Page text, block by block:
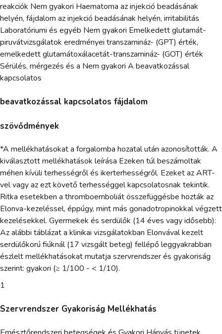
reakciók Nem gyakori Haematoma az injekció beadásának
helyén, fájdalom az injekció beadásának helyén, irritabilitás
Laboratóriumi és egyéb Nem gyakori Emelkedett glutamát-
piruvátvizsgálatok eredményei transzamináz- (GPT) érték,
emelkedett glutamátoxálacetát-transzamináz- (GOT) érték
Sérülés, mérgezés és a Nem gyakori A beavatkozással
kapcsolatos
beavatkozással kapcsolatos fájdalom
szövődmények
*A mellékhatásokat a forgalomba hozatal után azonosították. A
kiválasztott mellékhatások leírása Ezeken túl beszámoltak
méhen kívüli terhességről és ikerterhességről. Ezeket az ART-
vel vagy az ezt követő terhességgel kapcsolatosnak tekintik.
Ritka esetekben a thromboemboliát összefüggésbe hozták az
Elonva-kezeléssel, éppúgy, mint más gonadotropinokkal végzett
kezelésekkel. Gyermekek és serdülők (14 éves vagy idősebb):
Az alábbi táblázat a klinikai vizsgálatokban Elonvával kezelt
serdülőkorú fiúknál (17 vizsgált beteg) fellépő leggyakrabban
észlelt mellékhatásokat mutatja szervrendszer és gyakoriság
szerint: gyakori (≥ 1/100 - < 1/10).
1
Szervrendszer Gyakoriság Mellékhatás